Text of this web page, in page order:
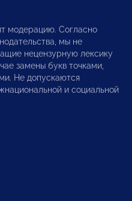
модерацию. Согласно
мы не
нецензурную лексику
замены букв точками,
Не допускаются
и социальной